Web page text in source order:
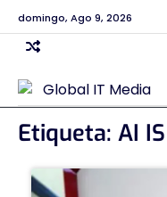
Skip
to
content
domingo, Ago 9, 2026
Etiqueta: AI IS